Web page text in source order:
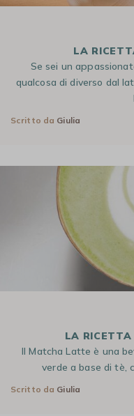
LA
Se sei un
qualcosa di diverso dal
Scritto da Giulia
LA RICETTA
Il Matcha Latte è una
verde a base di tè,
Scritto da Giulia